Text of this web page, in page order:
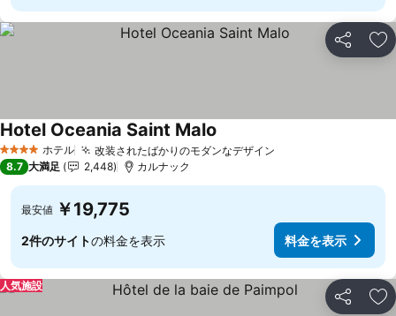
シェア お
4 ホテルのランク
ホテル 改装されたばかりのモダンなデザイン
Hotel Oceania Saint Malo
8.7 大満足 2,448 カルナック
最安値 ￥19,775
2件のサイトの料金を表示 料金を表示
シェア お
人気施設